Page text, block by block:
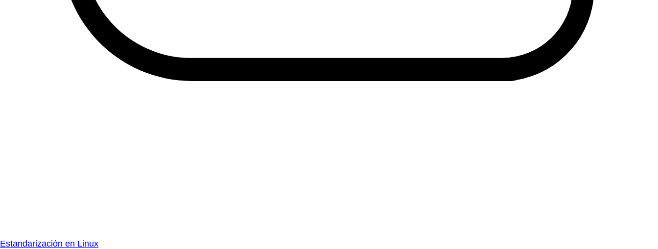
Estandarización en Linux